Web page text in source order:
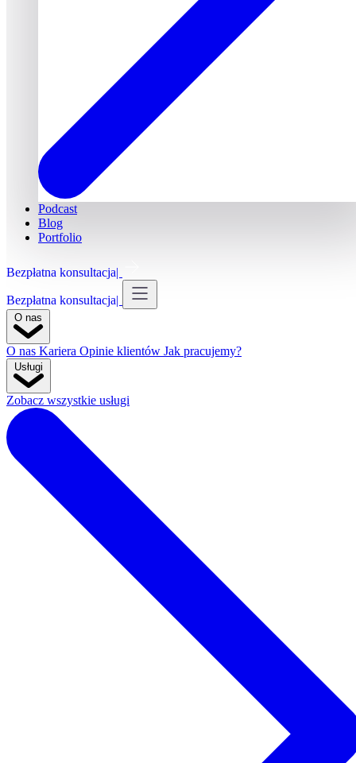
Podcast
Blog
Portfolio
Bezpłatna konsultacja
Bezpłatna konsultacja
O nas Kariera Opinie klientów Jak pracujemy?
Zobacz wszystkie usługi